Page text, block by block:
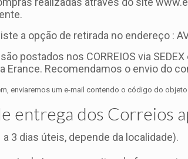
a opção de retirada no endereço :
postados nos CORREIOS via
Erance. Recomendamos o envio do
enviaremos um e-mail contendo o código do
entrega dos Correios
a 3 dias úteis, depende da localidade).